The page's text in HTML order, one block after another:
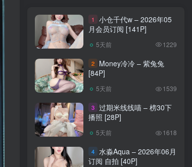
1
小仓千代w – 2026年05
月会员订阅 [141P]
5天前 1229
2
Money冷冷 – 紫兔兔
[84P]
5天前 1539
3 过期米线线喵 – 榜30下
播照 [28P]
5天前 1618
4 水淼Aqua – 2026年06月
订阅 自拍 [40P]